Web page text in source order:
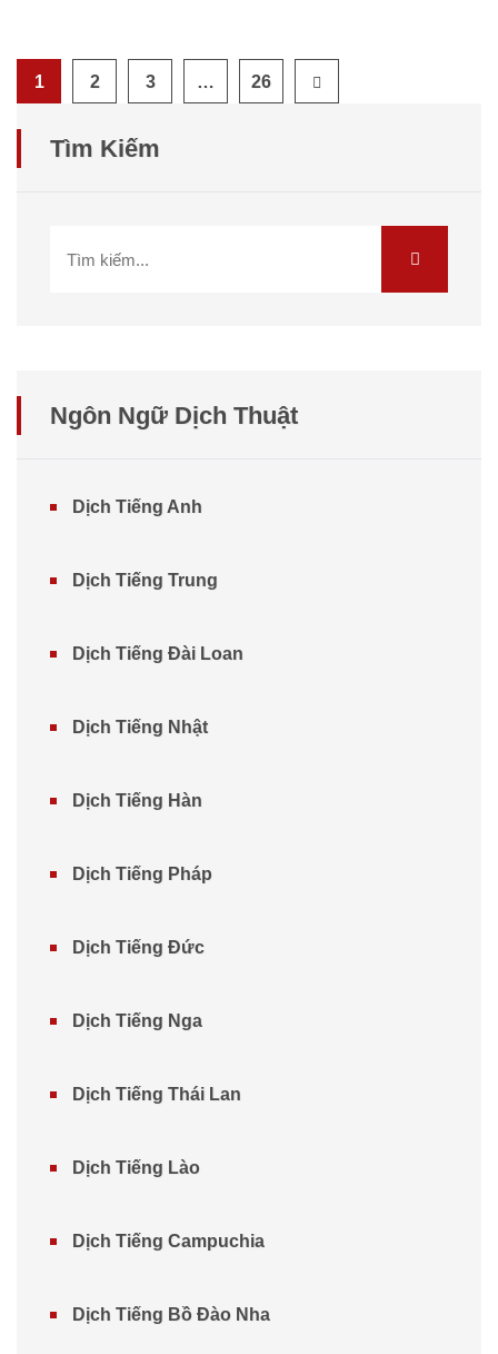
1 2 3 … 26
Tìm Kiếm
Ngôn Ngữ Dịch Thuật
Dịch Tiếng Anh
Dịch Tiếng Trung
Dịch Tiếng Đài Loan
Dịch Tiếng Nhật
Dịch Tiếng Hàn
Dịch Tiếng Pháp
Dịch Tiếng Đức
Dịch Tiếng Nga
Dịch Tiếng Thái Lan
Dịch Tiếng Lào
Dịch Tiếng Campuchia
Dịch Tiếng Bồ Đào Nha